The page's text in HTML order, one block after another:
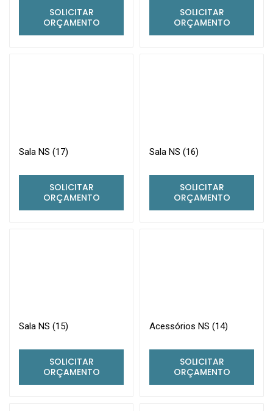
SOLICITAR
ORÇAMENTO
SOLICITAR
ORÇAMENTO
Sala NS (17)
SOLICITAR
ORÇAMENTO
Sala NS (16)
SOLICITAR
ORÇAMENTO
Sala NS (15)
SOLICITAR
ORÇAMENTO
Acessórios NS (14)
SOLICITAR
ORÇAMENTO